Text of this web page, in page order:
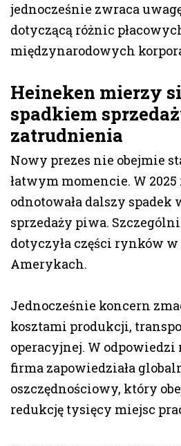
jednocześnie zwraca
dotyczącą różnic
międzynarodowych
Heineken mierzy
spadkiem
zatrudnienia
Nowy prezes nie obejmie
łatwym momencie. W
odnotowała dalszy spadek
sprzedaży piwa.
dotyczyła części rynków w
Amerykach.
Jednocześnie koncern
kosztami produkcji,
operacyjnej. W
firma zapowiedziała
oszczędnościowy, który
redukcję tysięcy miejsc